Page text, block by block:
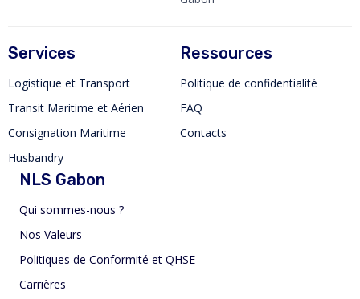
Services
Logistique et Transport
Transit Maritime et Aérien
Consignation Maritime
Husbandry
Ressources
Politique de confidentialité
FAQ
Contacts
NLS Gabon
Qui sommes-nous ?
Nos Valeurs
Politiques de Conformité et QHSE
Carrières